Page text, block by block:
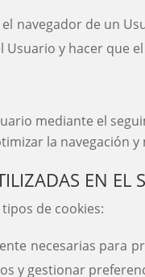
navegador de un
y hacer que
mediante el
la navegación y
EN EL
de cookies:
necesarias para
y gestionar